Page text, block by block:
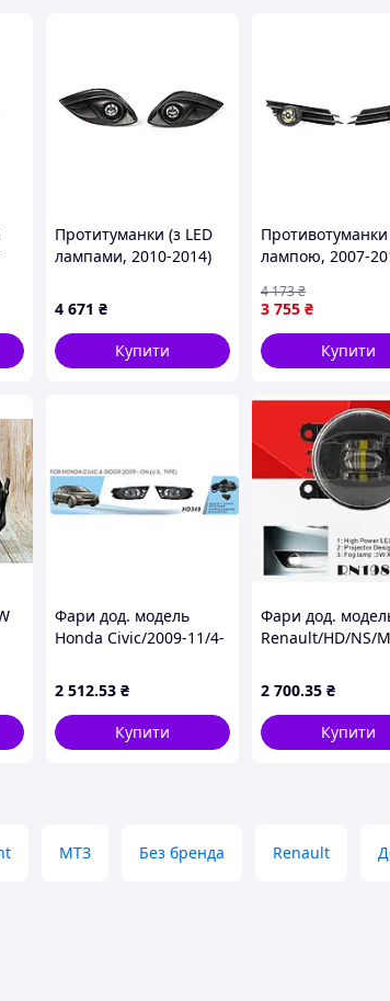
Протитуманки (з LED
лампами, 2010-2014)
4 671 ₴
Купити
Противотуманки
лампою, 2007-
3 755 ₴
4 173₴
Купити
Фари дод. модель
Honda Civic/2009-11/4-
TYPE/H11-12V55W/
ел.проводка
(00000003388)
2 512.53 ₴
Купити
Фари дод.
Renault/HD/NS/
LED/12V10W900Lm
(00000030343)
2 700.35 ₴
Купити
МТЗ Без бренда Renault